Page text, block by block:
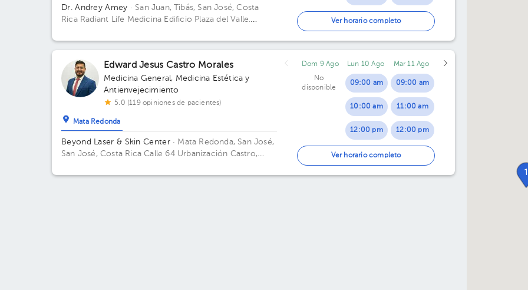
1
Dr. Andrey Amey · San Juan, Tibás, San José, Costa
Rica Radiant Life Medicina Edificio Plaza del Valle.
08:00 pm
09:00 pm
09:00 pm
Ver horario completo
Edward Jesus Castro Morales
Medicina General, Medicina Estética y
Antienvejecimiento
5.0 (119 opiniones de pacientes)
Mata Redonda
Beyond Laser & Skin Center· Mata Redonda, San José,
San José, Costa RicaCalle 64 Urbanización Castro,
Consultorio 1.
Dom 9 Ago
No
disponible
Lun 10 Ago
09:00 am
10:00 am
12:00 pm
01:00 pm
02:00 pm
Mar 11 Ago
09:00 am
11:00 am
12:00 pm
02:00 pm
Ver horario completo